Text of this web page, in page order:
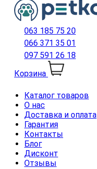
063 185 75 20
066 371 35 01
097 591 26 18
Корзина
Каталог товаров
О нас
Доставка и оплата
Гарантия
Контакты
Блог
Дисконт
Отзывы